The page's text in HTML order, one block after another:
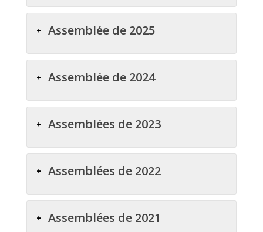
Assemblée de 2025
Assemblée de 2024
Assemblées de 2023
Assemblées de 2022
Assemblées de 2021